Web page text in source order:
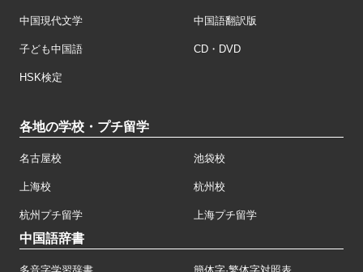
中国現代文学 中国語翻訳版
子ども中国語 CD・DVD
HSK検定
各地の学校・プチ留学
名古屋校 池袋校
上海校 杭州校
杭州プチ留学 上海プチ留学
中国語辞書